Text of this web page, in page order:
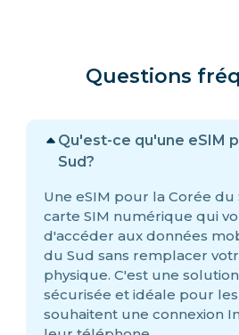
Questions
Qu'est-ce qu'une eSIM
Sud?
Une eSIM pour la Corée du
carte SIM numérique qui
d'accéder aux données
du Sud sans remplacer
physique. C'est une
sécurisée et idéale pour
souhaitent une connexion